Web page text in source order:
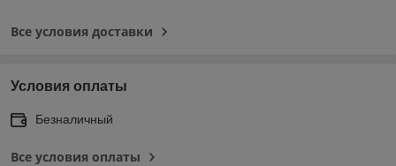
Все условия доставки
Условия оплаты
Безналичный
Все условия оплаты